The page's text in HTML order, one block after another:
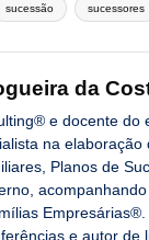
sucessão sucessores
da
e docente do
na elaboração
Planos de
e autor de